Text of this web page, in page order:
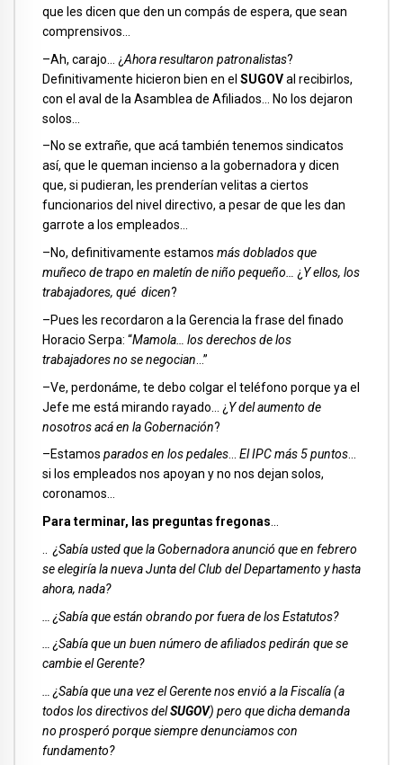
que les dicen que den un compás de espera, que sean
comprensivos…
–Ah, carajo… ¿Ahora resultaron patronalistas?
Definitivamente hicieron bien en el SUGOVal recibirlos,
con el aval de la Asamblea de Afiliados… No los dejaron
solos…
–No se extrañe, que acá también tenemos sindicatos
así, que le queman incienso a la gobernadora y dicen
que, si pudieran, les prenderían velitas a ciertos
funcionarios del nivel directivo, a pesar de que les dan
garrote a los empleados…
–No, definitivamente estamos más doblados que
muñeco de trapo en maletín de niño pequeño…
¿ Y ellos, los
trabajadores, qué dicen?
–Pues les recordaron a la Gerencia la frase del finado
Horacio Serpa: “Mamola… los derechos de los
trabajadores no se negocian …”
–Ve, perdonáme, te debo colgar el teléfono porque ya el
Jefe me está mirando rayado… ¿ Y del aumento de
nosotros acá en la Gobernación?
–Estamos parados en los pedales… El IPC más 5 puntos…
si los empleados nos apoyan y no nos dejan solos,
coronamos…
Para terminar, las preguntas fregonas
¿Sabía usted que la Gobernadora anunció que en febrero
se elegiría la nueva Junta del Club del Departamento y hasta
ahora, nada?
… ¿Sabía que están obrando por fuera de los Estatutos?
… ¿Sabía que un buen número de afiliados pedirán que se
cambie el Gerente?
… ¿Sabía que una vez el Gerente nos envió a la Fiscalía (a
todos los directivos delSUGOV) pero que dicha demanda
no prosperó porque siempre denunciamos con
fundamento?